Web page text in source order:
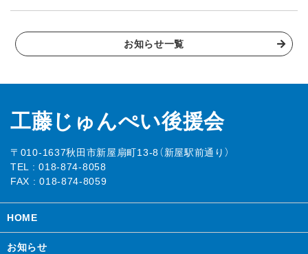
お知らせ一覧
工藤じゅんぺい後援会
〒010-1637秋田市新屋扇町13-8（新屋駅前通り）
TEL :018-874-8058
FAX : 018-874-8059
HOME
お知らせ